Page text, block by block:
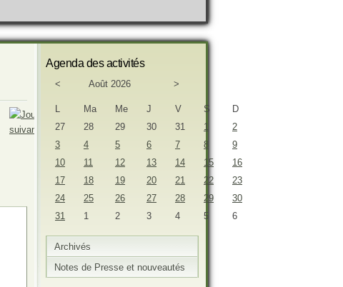
Agenda des activités
< Août 2026 >
L Ma Me J V S
D
27
28 29 30 31 1
2
3
4 5 6 7 8
9
10
11 12 13 14 15
16
17
18 19 20 21 22
23
24
25 26 27 28 29
30
31
1 2 3 4 5 6
Archivés
Notes de Presse et nouveautés